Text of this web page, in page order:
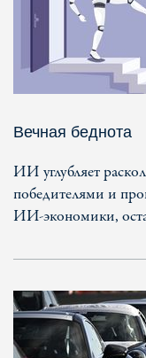
Вечная беднота
ИИ углубляет
победителями и
ИИ-экономики,